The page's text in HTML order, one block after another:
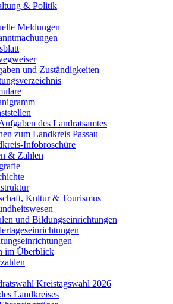
& Politik
Meldungen
und Zuständigkeiten
des Landratsamtes
zum Landkreis Passau
Infobroschüre
& Zahlen
Kultur & Tourismus
und Bildungseinrichtungen
im Überblick
Kreistagswahl 2026
Landkreises